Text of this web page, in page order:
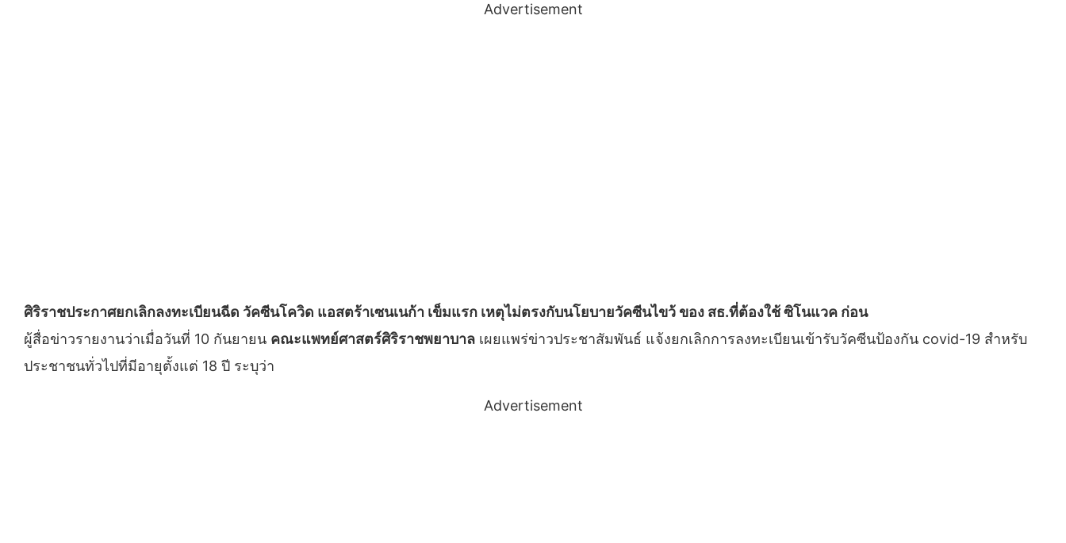
Advertisement
ศิริราชประกาศยกเลิกลงทะเบียนฉีด วัคซีนโควิด แอสตร้าเซนเนก้า เข็มแรก เหตุไม่ตรงกับนโยบายวัคซีนไขว้ ของ สธ.ที่ต้องใช้ ซิโนแวค ก่อน
ผู้สื่อข่าวรายงานว่าเมื่อวันที่ 10 กันยายน คณะแพทย์ศาสตร์ศิริราชพยาบาล เผยแพร่ข่าวประชาสัมพันธ์ แจ้งยกเลิกการลงทะเบียนเข้ารับวัคซีนป้องกัน covid-19 สำหรับ
ประชาชนทั่วไปที่มีอายุตั้งแต่ 18 ปี ระบุว่า
Advertisement